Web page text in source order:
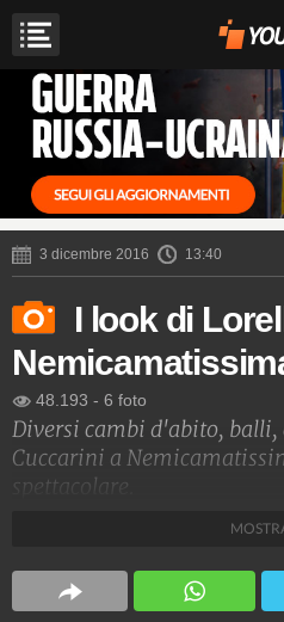
3 dicembre 2016 13:40
I look di
48.193 - 6 foto
Diversi cambi d'abito,
Cuccarini a
spettacolare.
Spettacolo Fanpage